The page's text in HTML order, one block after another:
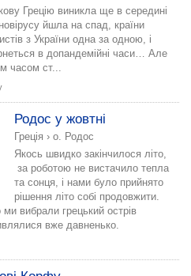
Грецію виникла ще в середині
йшла на спад, країни
з України одна за одною, і
в допандемійні часи… Але
часом ст...
Родос у жовтні
Греція › о. Родос
Якось швидко закінчилося літо,
за роботою не вистачило тепла
та сонця, і нами було прийнято
рішення літо собі продовжити.
вибрали грецький острів
вже давненько.